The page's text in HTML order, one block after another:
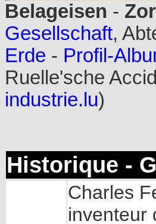
Belageisen -
Gesellschaft,
Erde - Profil-
Ruelle'sche
industrie.lu)
Historique -
Charles
inventeur